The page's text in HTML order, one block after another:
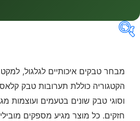
מחירים
מבחר טבקים איכותיים לגלגול,
הקטגוריה כוללת תערובות טבק
וסוגי טבק שונים בטעמים ועוצמות
חזקים. כל מוצר מגיע מספקים